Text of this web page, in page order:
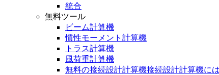
統合
無料ツール
ビーム計算機
慣性モーメント計算機
トラス計算機
風荷重計算機
無料の接続設計計算機接続設計計算機に